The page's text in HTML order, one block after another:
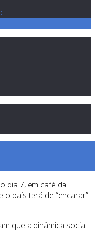
dia 7, em café da
o país terá de “encarar”
que a dinâmica social